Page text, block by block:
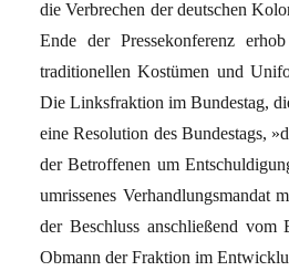
die Verbrechen der deutschen
Ende der Pressekonferenz
traditionellen Kostümen und
Die Linksfraktion im Bundestag,
eine Resolution des Bundestags,
der Betroffenen um
umrissenes Verhandlungsmandat
der Beschluss anschließend vom
Obmann der Fraktion im